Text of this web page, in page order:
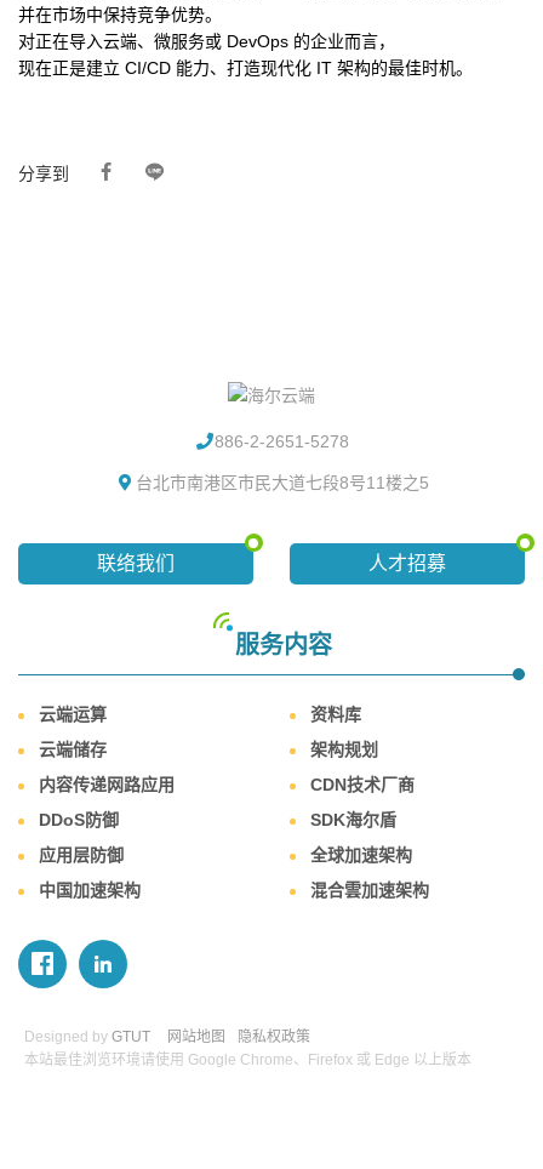
并在市场中保持竞争优势。
对正在导入云端、微服务或 DevOps 的企业而言，
现在正是建立 CI/CD 能力、打造现代化 IT 架构的最佳时机。
分享到
886-2-2651-5278
台北市南港区市民大道七段8号11楼之5
联络我们 人才招募
服务内容
云端运算
资料库
云端储存
架构规划
内容传递网路应用
CDN技术厂商
DDoS防御
SDK海尔盾
应用层防御
全球加速架构
中国加速架构
混合雲加速架构
Designed by GTUT 网站地图
隐私权政策
本站最佳浏览环境请使用 Google Chrome、Firefox 或 Edge 以上版本